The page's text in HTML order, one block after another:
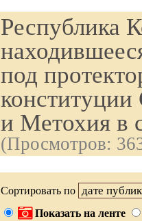
Республика
под
и Метохия в
(Просмотров:
Сортировать по
Показать на ленте